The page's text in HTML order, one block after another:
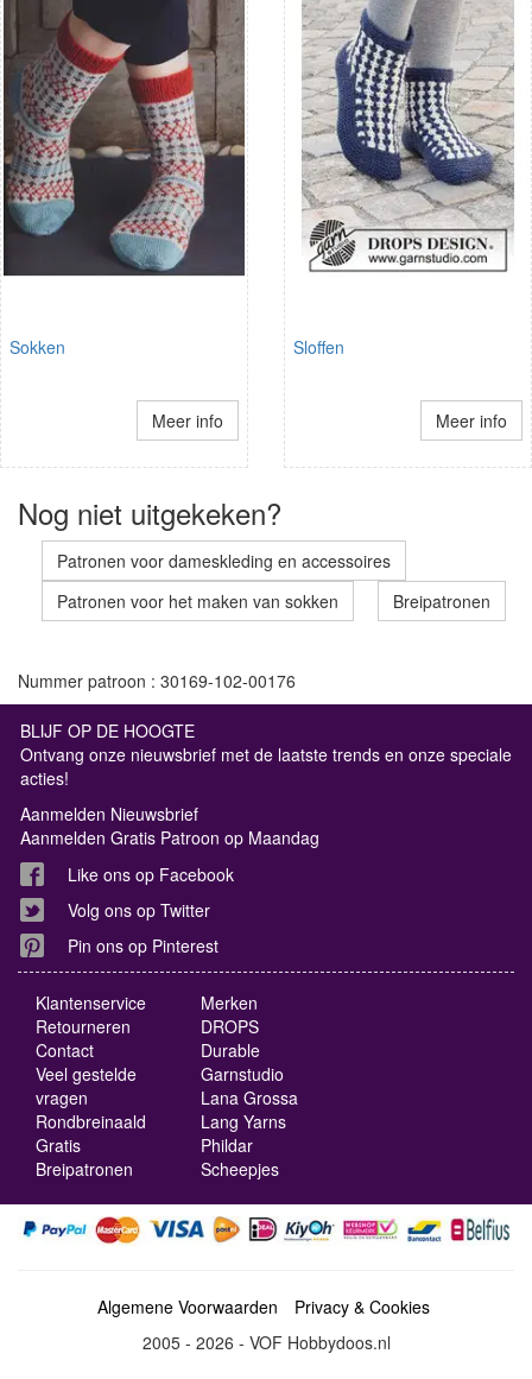
Sokken
Meer info
Sloffen
Meer info
Nog niet uitgekeken?
Patronen voor dameskleding en accessoires
Patronen voor het maken van sokken
Breipatronen
Nummer patroon : 30169-102-00176
BLIJF OP DE HOOGTE
Ontvang onze nieuwsbrief met de laatste trends en onze speciale
acties!
Aanmelden Nieuwsbrief
Aanmelden Gratis Patroon op Maandag
Like ons op Facebook
Volg ons op Twitter
Pin ons op Pinterest
Klantenservice
Retourneren
Contact
Veel gestelde
vragen
Rondbreinaald
Gratis
Breipatronen
Merken
DROPS
Durable
Garnstudio
Lana Grossa
Lang Yarns
Phildar
Scheepjes
Algemene Voorwaarden
Privacy & Cookies
2005 - 2026 - VOF Hobbydoos.nl